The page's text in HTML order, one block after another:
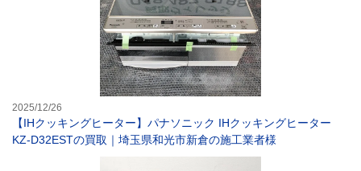
2025/12/26
【IHクッキングヒーター】パナソニック IHクッキングヒーター
KZ-D32ESTの買取｜埼玉県和光市新倉の施工業者様